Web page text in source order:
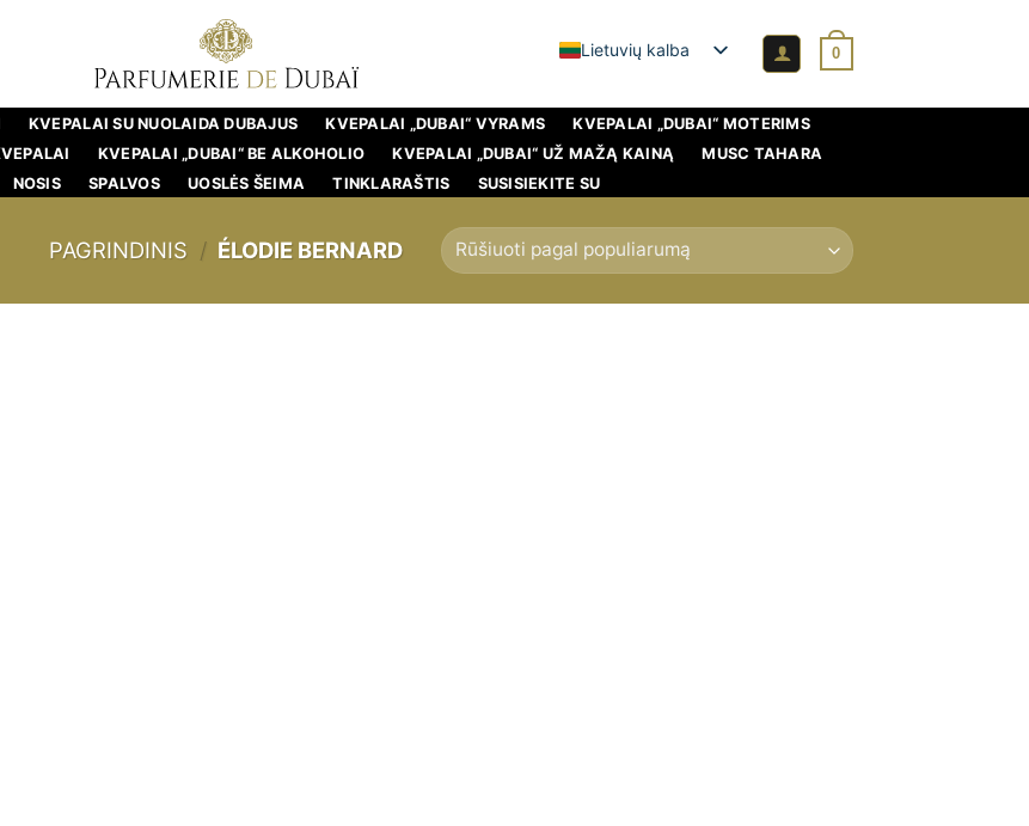
Lietuvių kalba 0
KVEPALAI SU NUOLAIDA DUBAJUS KVEPALAI „DUBAI“ VYRAMS
KVEPALAI „DUBAI“ MOTERIMS
KVEPALAI „DUBAI“ BE ALKOHOLIO KVEPALAI „DUBAI“ UŽ MAŽĄ KAINĄ
MUSC TAHARA
NOSIS SPALVOS UOSLĖS ŠEIMA TINKLARAŠTIS SUSISIEKITE SU
PAGRINDINIS / ÉLODIE BERNARD